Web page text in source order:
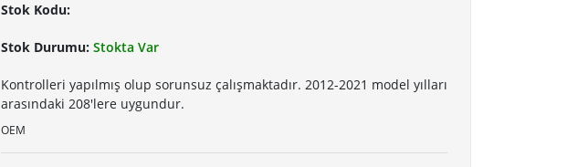
Stok Kodu:
Stok Durumu: Stokta Var
Kontrolleri yapılmış olup sorunsuz çalışmaktadır. 2012-2021 model yılları
arasındaki 208'lere uygundur.
OEM